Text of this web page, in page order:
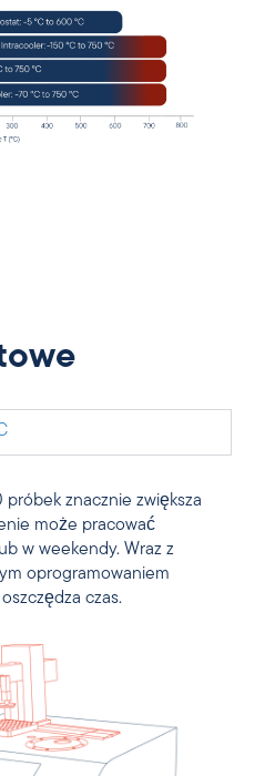
znacznie zwiększa
może pracować
w weekendy. Wraz z
oprogramowaniem
czas.